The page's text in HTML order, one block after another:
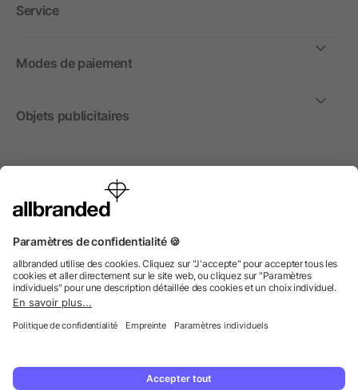
Service
Modes de paiement
Objets publicitaires
International
Nous commercialisons nos objets publicitaires et articles
non aux personnes privées.